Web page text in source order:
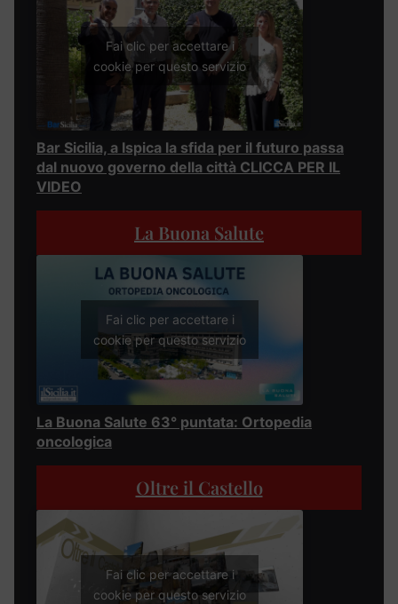
Fai clic per accettare i
cookie per questo servizio
Bar Sicilia, a Ispica la sfida per il futuro passa
dal nuovo governo della città CLICCA PER IL
VIDEO
La Buona Salute
Fai clic per accettare i
cookie per questo servizio
La Buona Salute 63° puntata: Ortopedia
oncologica
Oltre il Castello
Fai clic per accettare i
cookie per questo servizio